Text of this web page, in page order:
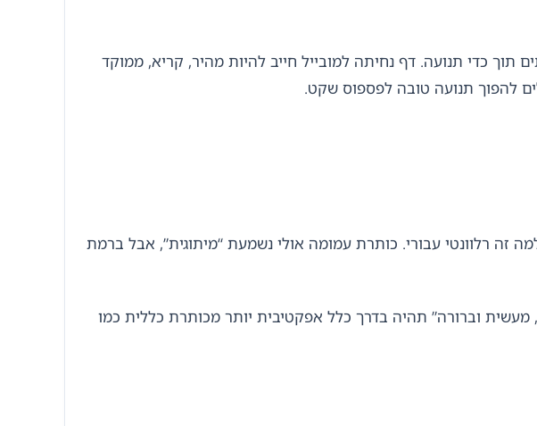
תוך כדי תנועה. דף נחיתה למובייל חייב להיות מהיר, קריא, ממוקד
להפוך תנועה טובה לפספוס שקט.
זה רלוונטי עבורי. כותרת עמומה אולי נשמעת “מיתוגית”, אבל ברמת
מעשית וברורה” תהיה בדרך כלל אפקטיבית יותר מכותרת כללית כמו